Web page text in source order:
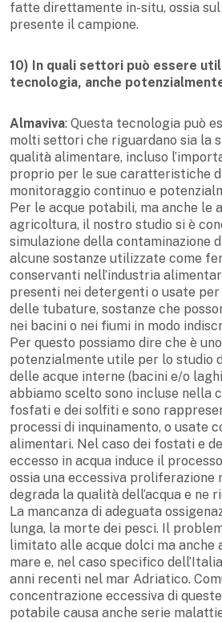
fatte direttamente in-situ, ossia sul
presente il campione.
10) In quali settori può essere
tecnologia, anche
Almaviva: Questa tecnologia può
molti settori che riguardano sia la
qualità alimentare, incluso
proprio per le sue caratteristiche
monitoraggio continuo e
Per le acque potabili, ma anche le
agricoltura, il nostro studio si è
simulazione della contaminazione
alcune sostanze utilizzate come
conservanti nell’industria
presenti nei detergenti o usate per
delle tubature, sostanze che
nei bacini o nei fiumi in modo
Per questo possiamo dire che è
potenzialmente utile per lo studio
delle acque interne (bacini e/o
abbiamo scelto sono incluse nella
fosfati e dei solfiti e sono
processi di inquinamento, o usate
alimentari. Nel caso dei fostati e
eccesso in acqua induce il
ossia una eccessiva proliferazione
degrada la qualità dell’acqua e ne
La mancanza di adeguata
lunga, la morte dei pesci. Il
limitato alle acque dolci ma anche
mare e, nel caso specifico
anni recenti nel mar Adriatico.
concentrazione eccessiva di
potabile causa anche serie